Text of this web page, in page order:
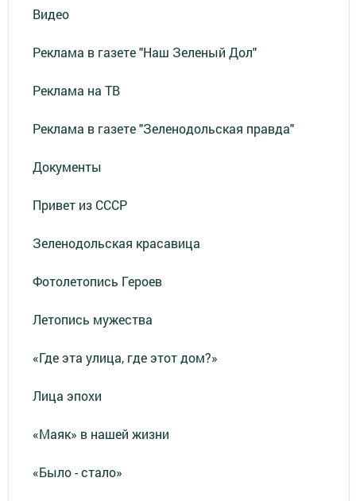
Видео
Реклама в газете "Наш Зеленый Дол"
Реклама на ТВ
Реклама в газете "Зеленодольская правда"
Документы
Привет из СССР
Зеленодольская красавица
Фотолетопись Героев
Летопись мужества
«Где эта улица, где этот дом?»
Лица эпохи
«Маяк» в нашей жизни
«Было - стало»